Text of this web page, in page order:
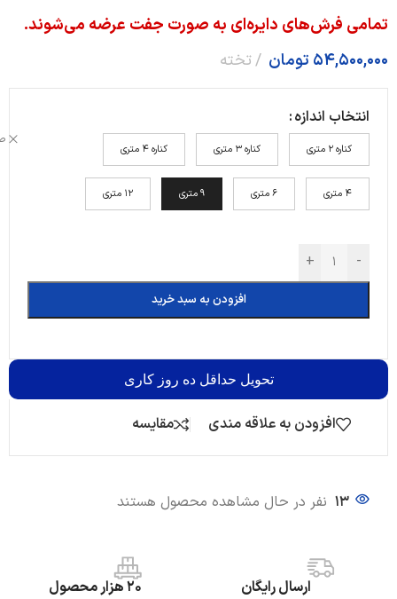
تمامی فرش‌های دایره‌ای به صورت جفت عرضه می‌شوند.
54,500,000 تومان تخته
انتخاب اندازه
کناره 2 متری کناره 3 متری کناره 4 متری
4 متری 6 متری 9 متری 12 متری
-
+
افزودن به سبد خرید
تحویل حداقل ده روز کاری
افزودن به علاقه مندی مقایسه
13 نفر در حال مشاهده محصول هستند
ارسال رایگان 20 هزار محصول